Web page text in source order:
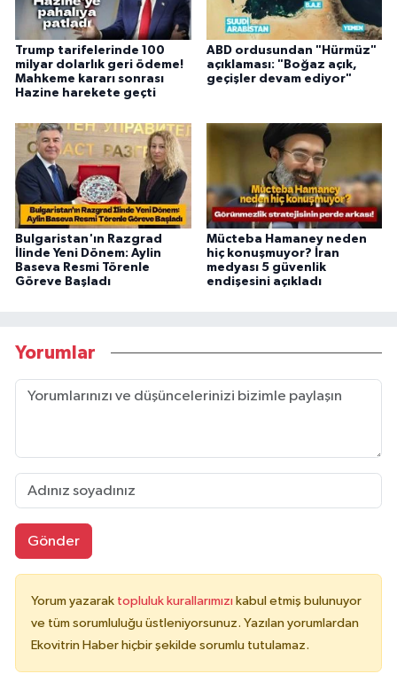
Trump tarifelerinde 100
milyar dolarlık geri ödeme!
Mahkeme kararı sonrası
Hazine harekete geçti
ABD ordusundan "Hürmüz"
açıklaması: "Boğaz açık,
geçişler devam ediyor"
Bulgaristan'ın Razgrad
İlinde Yeni Dönem: Aylin
Baseva Resmi Törenle
Göreve Başladı
Mücteba Hamaney neden
hiç konuşmuyor? İran
medyası 5 güvenlik
endişesini açıkladı
Yorumlar
Gönder
Yorum yazarak topluluk kurallarımızı kabul etmiş bulunuyor
ve tüm sorumluluğu üstleniyorsunuz. Yazılan yorumlardan
Ekovitrin Haber hiçbir şekilde sorumlu tutulamaz.